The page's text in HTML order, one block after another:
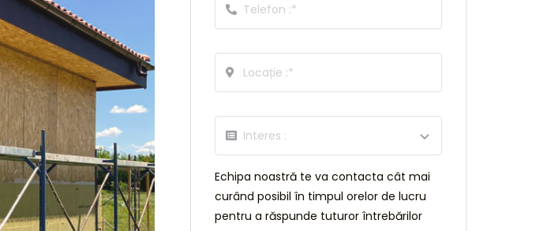
Echipa noastră te va contacta cât mai
curând posibil în timpul orelor de lucru
pentru a răspunde tuturor întrebărilor